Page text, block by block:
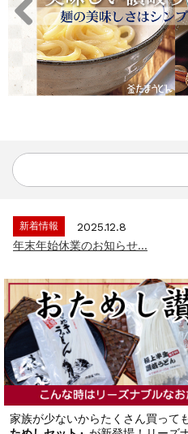
新着情報
2025.12.8
年末年始休業のお知らせ...
家族が少ないからたくさん買って